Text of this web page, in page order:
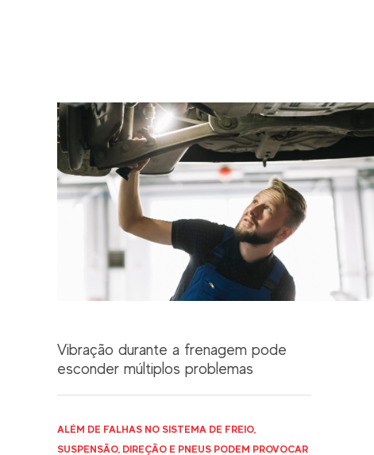
Vibração durante a frenagem pode
esconder múltiplos problemas
ALÉM DE FALHAS NO SISTEMA DE FREIO,
SUSPENSÃO, DIREÇÃO E PNEUS PODEM PROVOCAR